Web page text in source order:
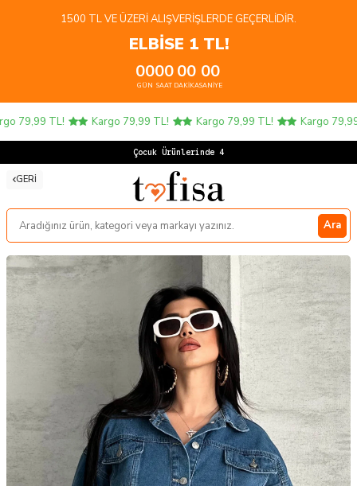
1500 TL VE ÜZERI ALIŞVERIŞLERDE GEÇERLIDIR.
ELBİSE 1 TL!
00
GÜN
00
SAAT
00
DAKIKA
00
SANIYE
79,99 TL! Kargo 79,99 TL! Kargo 79,99 TL! Kargo 79,99
Çocuk Ürünlerinde 4 AL
GERI
Ara